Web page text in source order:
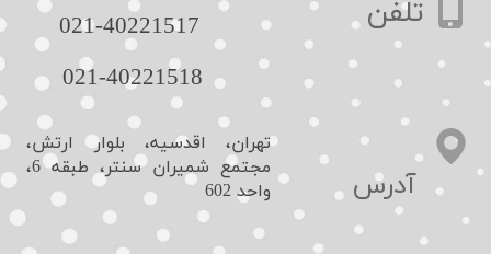
تلفن
021-40221517​​​​​​​
021-40221518​​​​​​​
​آدرس
تهران، اقدسیه، بلوار ارتش،
مجتمع شمیران سنتر، طبقه 6،
واحد 602